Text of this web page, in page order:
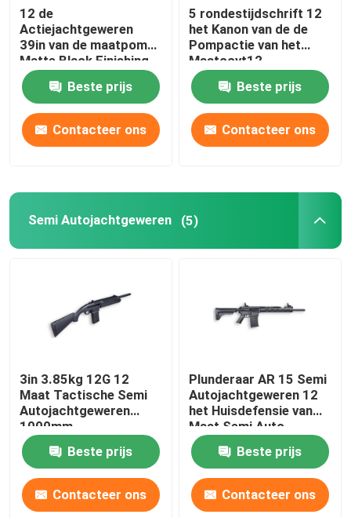
12 de
Actiejachtgeweren
39in van de maatpomp
Matte Black Finishing
Beste prijs
Contacteer ons
5 rondestijdschrift 12
het Kanon van de de
Pompactie van het
Maatccvt12
Jachtgeweer
Beste prijs
Contacteer ons
Semi Autojachtgeweren (5)
3in 3.85kg 12G 12
Maat Tactische Semi
Autojachtgeweren
1000mm
Beste prijs
Contacteer ons
Plunderaar AR 15 Semi
Autojachtgeweren 12
het Huisdefensie van
Maat Semi Auto
Tactische
Jachtgeweren
Beste prijs
Contacteer ons